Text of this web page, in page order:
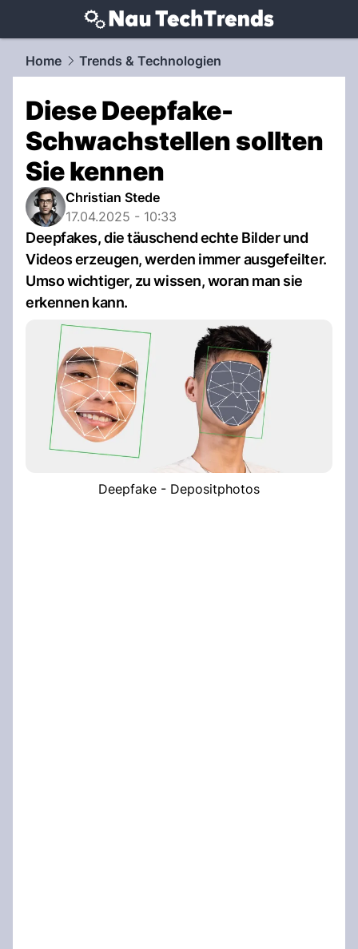
techtrends.NAU.ch
Home Trends & Technologien
Diese Deepfake-
Schwachstellen sollten
Sie kennen
Christian Stede
17.04.2025 - 10:33
Deepfakes, die täuschend echte Bilder und
Videos erzeugen, werden immer ausgefeilter.
Umso wichtiger, zu wissen, woran man sie
erkennen kann.
Deepfake - Depositphotos